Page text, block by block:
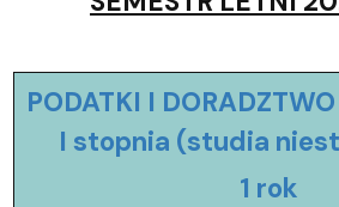
PODATKI I
I stopnia (studia
1 rok